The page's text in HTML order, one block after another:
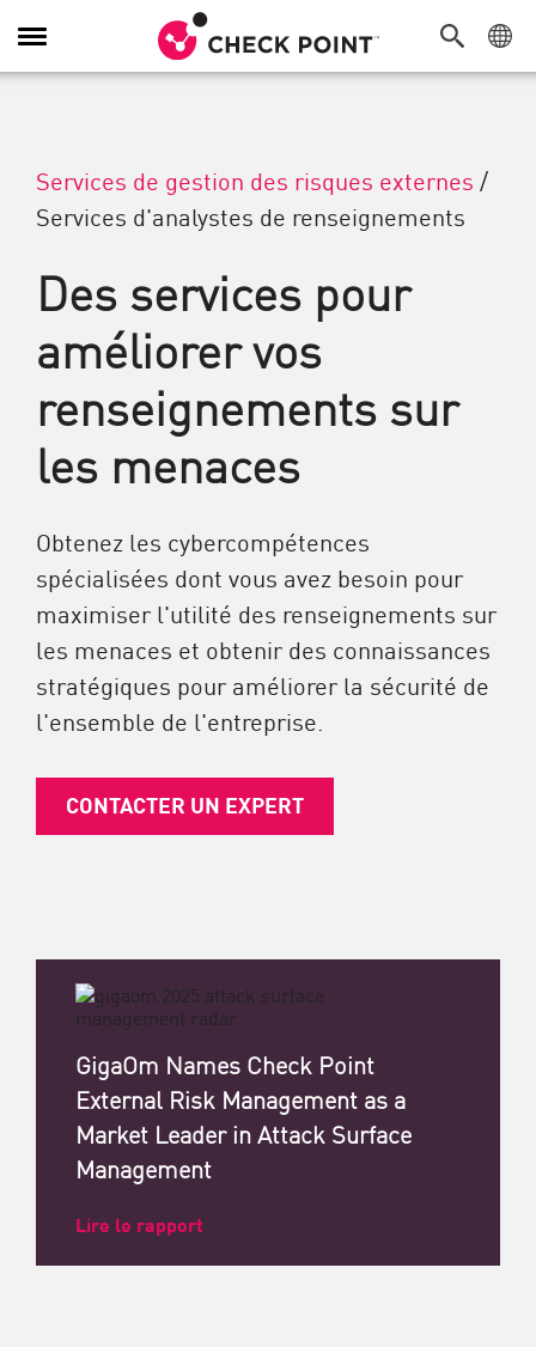
Navigation dans le menu
Services de gestion des risques externes /
Services d'analystes de renseignements
Des services pour
améliorer vos
renseignements sur
les menaces
Obtenez les cybercompétences
spécialisées dont vous avez besoin pour
maximiser l'utilité des renseignements sur
les menaces et obtenir des connaissances
stratégiques pour améliorer la sécurité de
l'ensemble de l'entreprise.
CONTACTER UN EXPERT
GigaOm Names Check Point
External Risk Management as a
Market Leader in Attack Surface
Management
Lire le rapport